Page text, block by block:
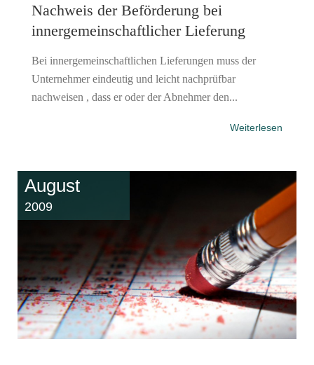
Nachweis der Beförderung bei
innergemeinschaftlicher Lieferung
Bei innergemeinschaftlichen Lieferungen muss der
Unternehmer eindeutig und leicht nachprüfbar
nachweisen , dass er oder der Abnehmer den...
Weiterlesen
August
2009